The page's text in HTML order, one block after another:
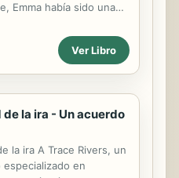
Emma había sido una
muy mala reputación...
todo lo posible por
le habría sucedido a
a Casey le
muy difícil resistirse
ocho años después,
Ver Libro
la ira - Un acuerdo
la ira A Trace Rivers, un
especializado en